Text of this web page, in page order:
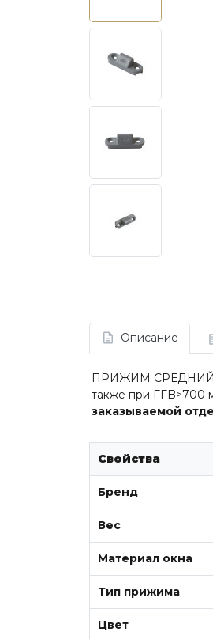
Описание
ПРИЖИМ СРЕДНИЙ
также при FFB>700
заказываемой
Свойства
Бренд
Вес
Материал окна
Тип прижима
Цвет